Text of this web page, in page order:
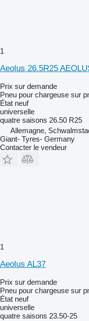
1
Aeolus 26.5R25
Prix sur demande
Pneu pour chargeuse sur
État neuf
universelle
quatre saisons 26.50 R25
Allemagne,
Giant- Tyres- Germany
Contacter le vendeur
1
Aeolus AL37
Prix sur demande
Pneu pour chargeuse sur
État neuf
universelle
quatre saisons 23.50-25